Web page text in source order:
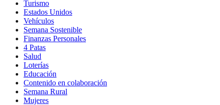
Turismo
Estados Unidos
Vehículos
Semana Sostenible
Finanzas Personales
4 Patas
Salud
Loterías
Educación
Contenido en colaboración
Semana Rural
Mujeres